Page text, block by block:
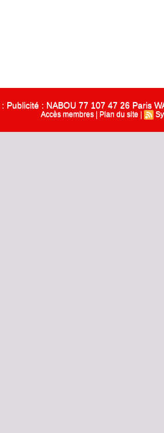
Publicité : NABOU 77 107 47 26 Paris
Accès membres Plan du site